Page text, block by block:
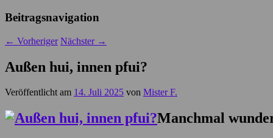
Beitragsnavigation
← Vorheriger Nächster →
Außen hui, innen pfui?
Veröffentlicht am 14. Juli 2025 von Mister F.
Manchmal